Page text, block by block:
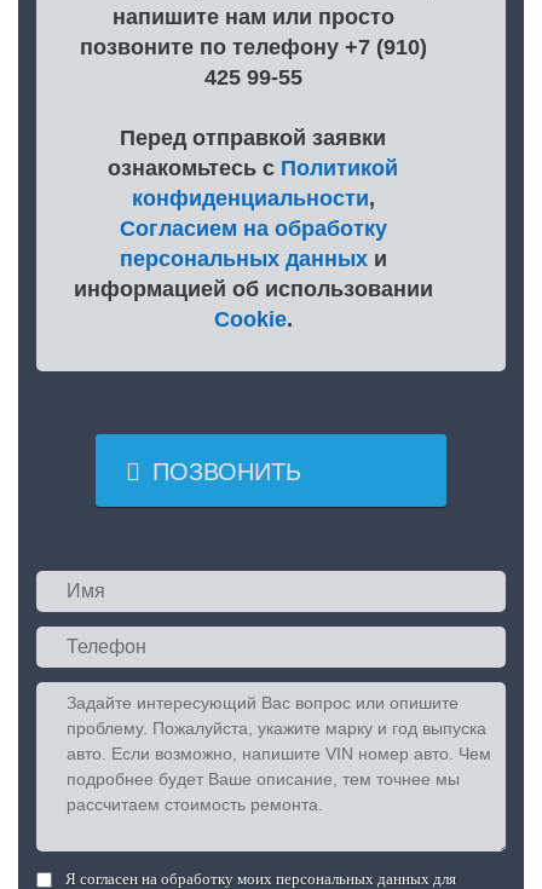
напишите нам или просто
позвоните по телефону +7 (910)
425 99-55
Перед отправкой заявки
ознакомьтесь с Политикой
конфиденциальности,
Согласием на обработку
персональных данныхи
информацией об использовании
Cookie.
 ПОЗВОНИТЬ
Я согласен на обработку моих персональных данных для